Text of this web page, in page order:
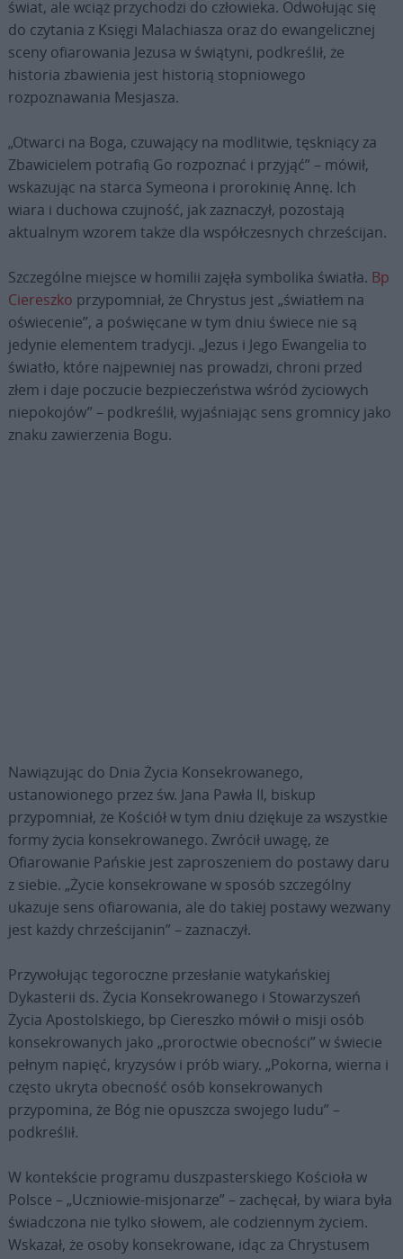
świat, ale wciąż przychodzi do człowieka. Odwołując się
do czytania z Księgi Malachiasza oraz do ewangelicznej
sceny ofiarowania Jezusa w świątyni, podkreślił, że
historia zbawienia jest historią stopniowego
rozpoznawania Mesjasza.
„Otwarci na Boga, czuwający na modlitwie, tęskniący za
Zbawicielem potrafią Go rozpoznać i przyjąć” – mówił,
wskazując na starca Symeona i prorokinię Annę. Ich
wiara i duchowa czujność, jak zaznaczył, pozostają
aktualnym wzorem także dla współczesnych chrześcijan.
Szczególne miejsce w homilii zajęła symbolika światła. Bp
Ciereszko przypomniał, że Chrystus jest „światłem na
oświecenie”, a poświęcane w tym dniu świece nie są
jedynie elementem tradycji. „Jezus i Jego Ewangelia to
światło, które najpewniej nas prowadzi, chroni przed
złem i daje poczucie bezpieczeństwa wśród życiowych
niepokojów” – podkreślił, wyjaśniając sens gromnicy jako
znaku zawierzenia Bogu.
Nawiązując do Dnia Życia Konsekrowanego,
ustanowionego przez św. Jana Pawła II, biskup
przypomniał, że Kościół w tym dniu dziękuje za wszystkie
formy życia konsekrowanego. Zwrócił uwagę, że
Ofiarowanie Pańskie jest zaproszeniem do postawy daru
z siebie. „Życie konsekrowane w sposób szczególny
ukazuje sens ofiarowania, ale do takiej postawy wezwany
jest każdy chrześcijanin” – zaznaczył.
Przywołując tegoroczne przesłanie watykańskiej
Dykasterii ds. Życia Konsekrowanego i Stowarzyszeń
Życia Apostolskiego, bp Ciereszko mówił o misji osób
konsekrowanych jako „proroctwie obecności” w świecie
pełnym napięć, kryzysów i prób wiary. „Pokorna, wierna i
często ukryta obecność osób konsekrowanych
przypomina, że Bóg nie opuszcza swojego ludu” –
podkreślił.
W kontekście programu duszpasterskiego Kościoła w
Polsce – „Uczniowie-misjonarze” – zachęcał, by wiara była
świadczona nie tylko słowem, ale codziennym życiem.
Wskazał, że osoby konsekrowane, idąc za Chrystusem